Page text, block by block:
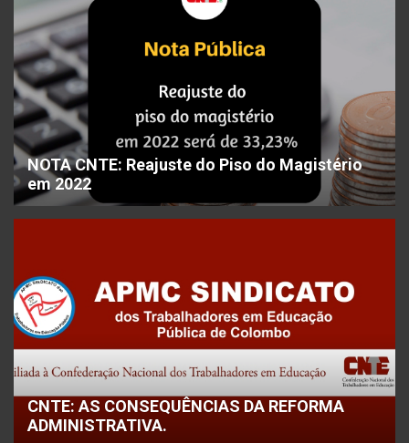
NOTA CNTE: Reajuste do Piso do Magistério
em 2022
CNTE: AS CONSEQUÊNCIAS DA REFORMA
ADMINISTRATIVA.